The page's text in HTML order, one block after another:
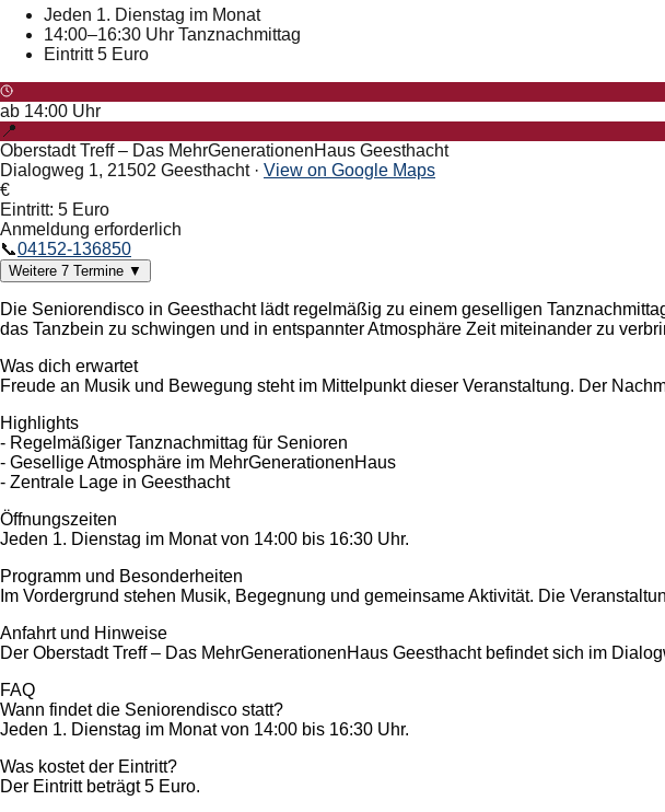
Jeden 1. Dienstag im Monat
14:00–16:30 Uhr Tanznachmittag
Eintritt 5 Euro
ab 14:00 Uhr
📍
Oberstadt Treff – Das MehrGenerationenHaus Geesthacht
Dialogweg 1, 21502 Geesthacht· View on Google Maps
€
Eintritt: 5 Euro
Anmeldung erforderlich
📞04152-136850
Weitere 7 Termine ▼
Die Seniorendisco in Geesthacht lädt regelmäßig zu einem geselligen
das Tanzbein zu schwingen und in entspannter Atmosphäre Zeit miteinander zu
Was dich erwartet
Freude an Musik und Bewegung steht im Mittelpunkt dieser Veranstaltung. Der
Highlights
- Regelmäßiger Tanznachmittag für Senioren
- Gesellige Atmosphäre im MehrGenerationenHaus
- Zentrale Lage in Geesthacht
Öffnungszeiten
Jeden 1. Dienstag im Monat von 14:00 bis 16:30 Uhr.
Programm und Besonderheiten
Im Vordergrund stehen Musik, Begegnung und gemeinsame Aktivität. Die
Anfahrt und Hinweise
Der Oberstadt Treff – Das MehrGenerationenHaus Geesthacht befindet sich im
FAQ
Wann findet die Seniorendisco statt?
Jeden 1. Dienstag im Monat von 14:00 bis 16:30 Uhr.
Was kostet der Eintritt?
Der Eintritt beträgt 5 Euro.